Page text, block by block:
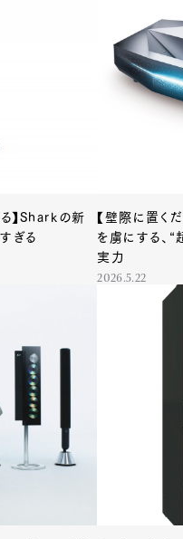
】Sharkの新
ぎる
【壁際に置く
を虜にする、
実力
2026.5.22